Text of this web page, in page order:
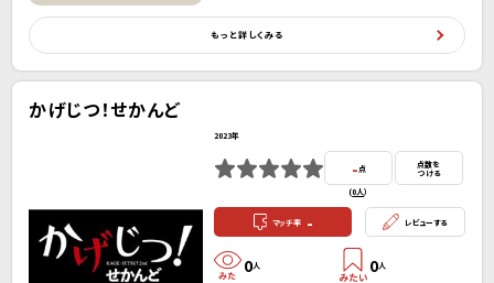
もっと詳しくみる
かげじつ！せかんど
2023年
- 点
(0人）
点数を
つける
マッチ率 - レビューする
0人 0人